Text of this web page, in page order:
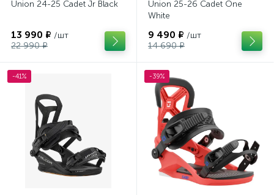
Union 24-25 Cadet Jr Black
13 990 ₽ /шт
22 990 ₽
Union 25-26 Cadet One
White
9 490 ₽ /шт
14 690 ₽
-41% -39%